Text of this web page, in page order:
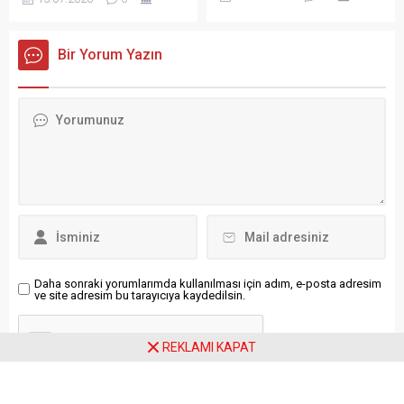
yarısından geçerli motorine
lira zam gündeme geldi. Bu
tutarların, yüzde 50’si
fiyatlarına yansıtılacaktı. 15
Mahmut Arıkan, Lübnan’da
Mahmut Arıkan,...
Bir Yorum Yazın
Daha sonraki yorumlarımda kullanılması için adım, e-posta adresim
ve site adresim bu tarayıcıya kaydedilsin.
REKLAMI KAPAT